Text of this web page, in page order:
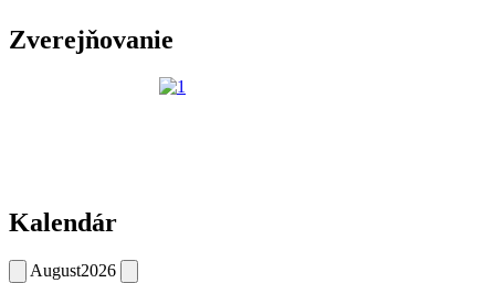
Zverejňovanie
Kalendár
August2026